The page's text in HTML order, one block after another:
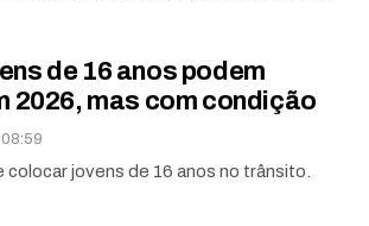
de 16 anos podem
2026, mas com condição
jovens de 16 anos no trânsito.